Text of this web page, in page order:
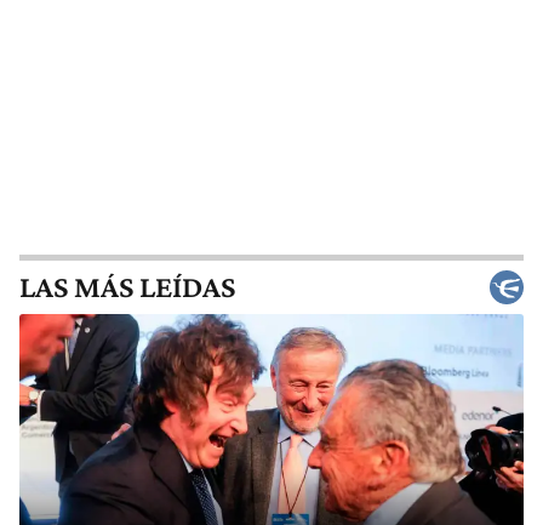
LAS MÁS LEÍDAS